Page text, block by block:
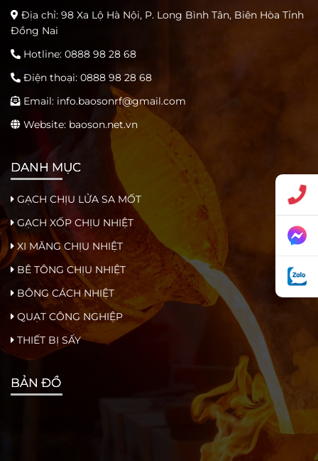
Địa chỉ: 98 Xa Lộ Hà Nội, P. Long Bình Tân, Biên Hòa Tỉnh
Đồng Nai
Hotline: 0888 98 28 68
Điện thoại: 0888 98 28 68
Email: info.baosonrf@gmail.com
Website: baoson.net.vn
DANH MỤC
GẠCH CHỊU LỬA SA MỐT
GẠCH XỐP CHỊU NHIỆT
XI MĂNG CHỊU NHIỆT
BÊ TÔNG CHỊU NHIỆT
BÔNG CÁCH NHIỆT
QUẠT CÔNG NGHIỆP
THIẾT BỊ SẤY
BẢN ĐỒ